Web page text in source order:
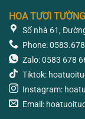
HOA TƯƠI
Số nhà 61,
Phone:
Zalo: 0583 678
Tiktok:
Instagram:
Email: